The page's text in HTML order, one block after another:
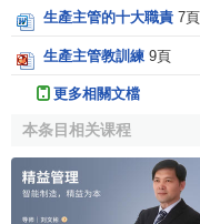
謂輔導也是一通說教。
技巧是大多數主管的通
有些主管過於追求工
急辦，卻沒有輔以科學
放在重要和有價值的工
生產主管的十大職責 7頁
生產主管教訓練 9頁
更多相關文檔
本条目相关课程